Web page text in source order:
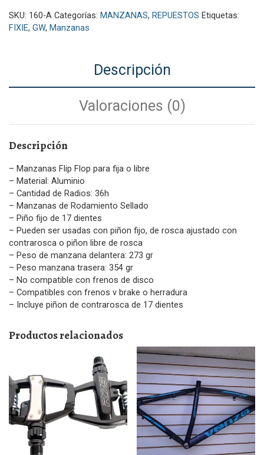
SKU: 160-A Categorías: MANZANAS, REPUESTOS Etiquetas:
FIXIE, GW, Manzanas
Descripción
Valoraciones (0)
Descripción
– Manzanas Flip Flop para fija o libre
– Material: Aluminio
– Cantidad de Radios: 36h
– Manzanas de Rodamiento Sellado
– Piño fijo de 17 dientes
– Pueden ser usadas con piñon fijo, de rosca ajustado con
contrarosca o piñon libre de rosca
– Peso de manzana delantera: 273 gr
– Peso manzana trasera: 354 gr
– No compatible con frenos de disco
– Compatibles con frenos v brake o herradura
– Incluye piñon de contrarosca de 17 dientes
Productos relacionados